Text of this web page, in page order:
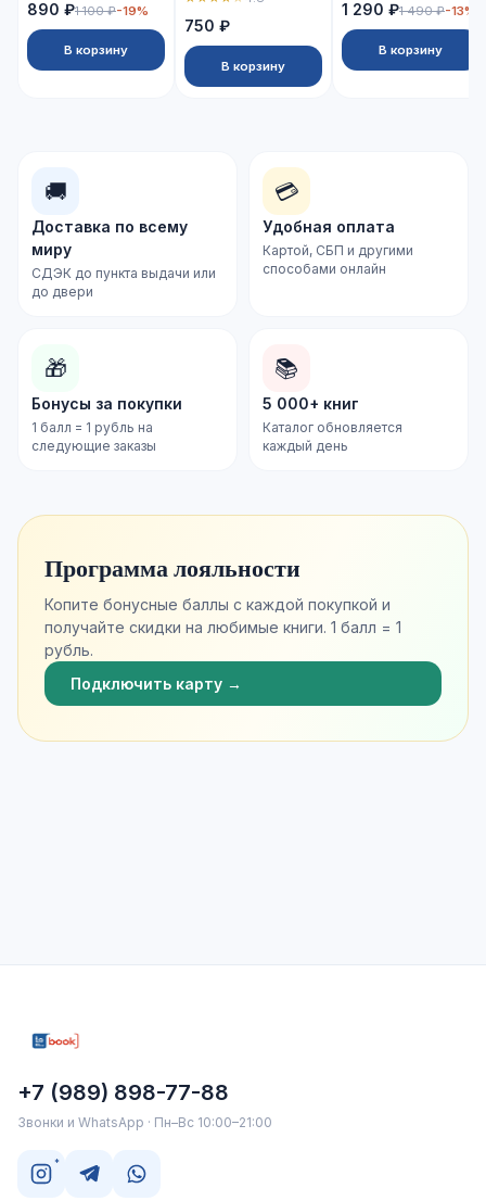
890 ₽1 100 ₽-19%
В корзину
750 ₽
В корзину
1 290 ₽1 490 ₽-13%
В корзину
🚚
Доставка по всему
миру
СДЭК до пункта выдачи или
до двери
💳
Удобная оплата
Картой, СБП и другими
способами онлайн
🎁
Бонусы за покупки
1 балл = 1 рубль на
следующие заказы
📚
5 000+ книг
Каталог обновляется
каждый день
Программа лояльности
Копите бонусные баллы с каждой покупкой и
получайте скидки на любимые книги. 1 балл = 1
рубль.
Подключить карту →
+7 (989) 898-77-88
Звонки и WhatsApp · Пн–Вс 10:00–21:00
*